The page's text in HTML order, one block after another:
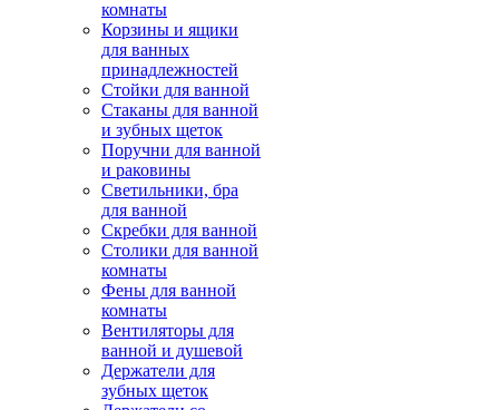
комнаты
Корзины и ящики
для ванных
принадлежностей
Стойки для ванной
Стаканы для ванной
и зубных щеток
Поручни для ванной
и раковины
Светильники, бра
для ванной
Скребки для ванной
Столики для ванной
комнаты
Фены для ванной
комнаты
Вентиляторы для
ванной и душевой
Держатели для
зубных щеток